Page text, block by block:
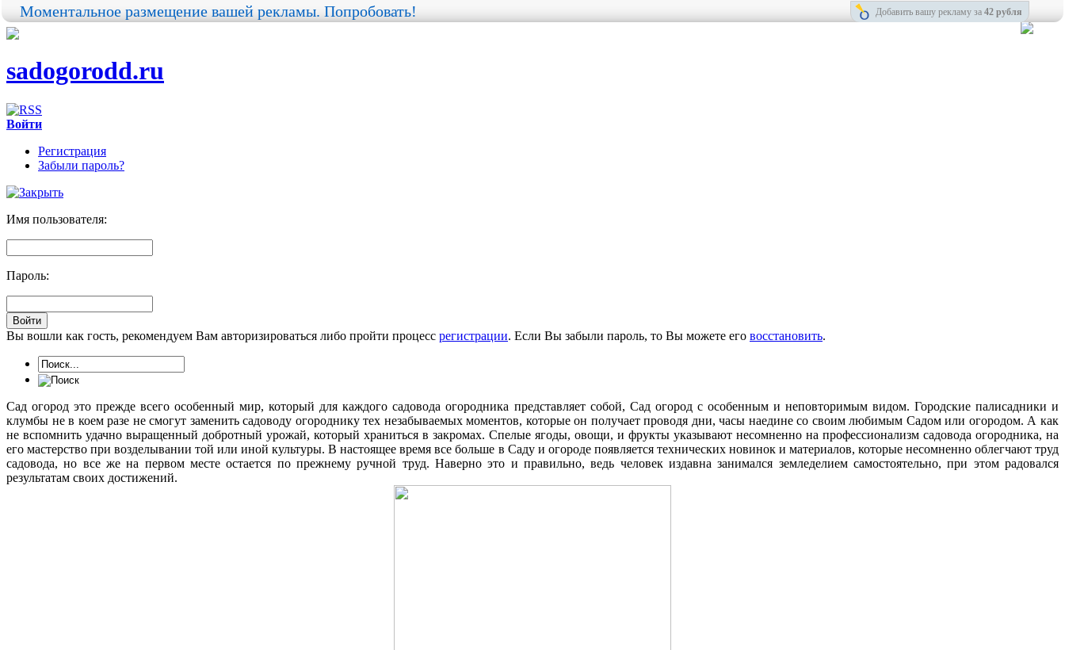
Моментальное размещение вашей рекламы. Попробовать! Добавить вашу рекламу за 42 рубля
sadogorodd.ru
Войти
Регистрация
Забыли пароль?
Имя пользователя:
Пароль:
Вы вошли как гость, рекомендуем Вам авторизироваться либо пройти процесс регистрации. Если Вы забыли пароль, то Вы можете его восстановить.
Сад огород это прежде всего особенный мир, который для каждого садовода огородника представляет собой, Cад огород с особенным и неповторимым видом. Городские палисадники и
клумбы не в коем разе не смогут заменить садоводу огороднику тех незабываемых моментов, которые он получает проводя дни, часы наедине со своим любимым Cадом или огородом. А как
не вспомнить удачно выращенный добротный урожай, который храниться в закромах. Спелые ягоды, овощи, и фрукты указывают несомненно на профессионализм садовода огородника, на
его мастерство при возделывании той или иной культуры. В настоящее время все больше в Cаду и огороде появляется технических новинок и материалов, которые несомненно облегчают труд
садовода, но все же на первом месте остается по прежнему ручной труд. Наверно это и правильно, ведь человек издавна занимался земледелием самостоятельно, при этом радовался
результатам своих достижений.